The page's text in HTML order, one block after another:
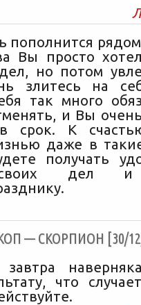
пополнится рядом
Вы просто
но потом
злитесь на
так много
и Вы
в срок. К
даже в
получать
дел и
— СКОРПИОН [30/
что